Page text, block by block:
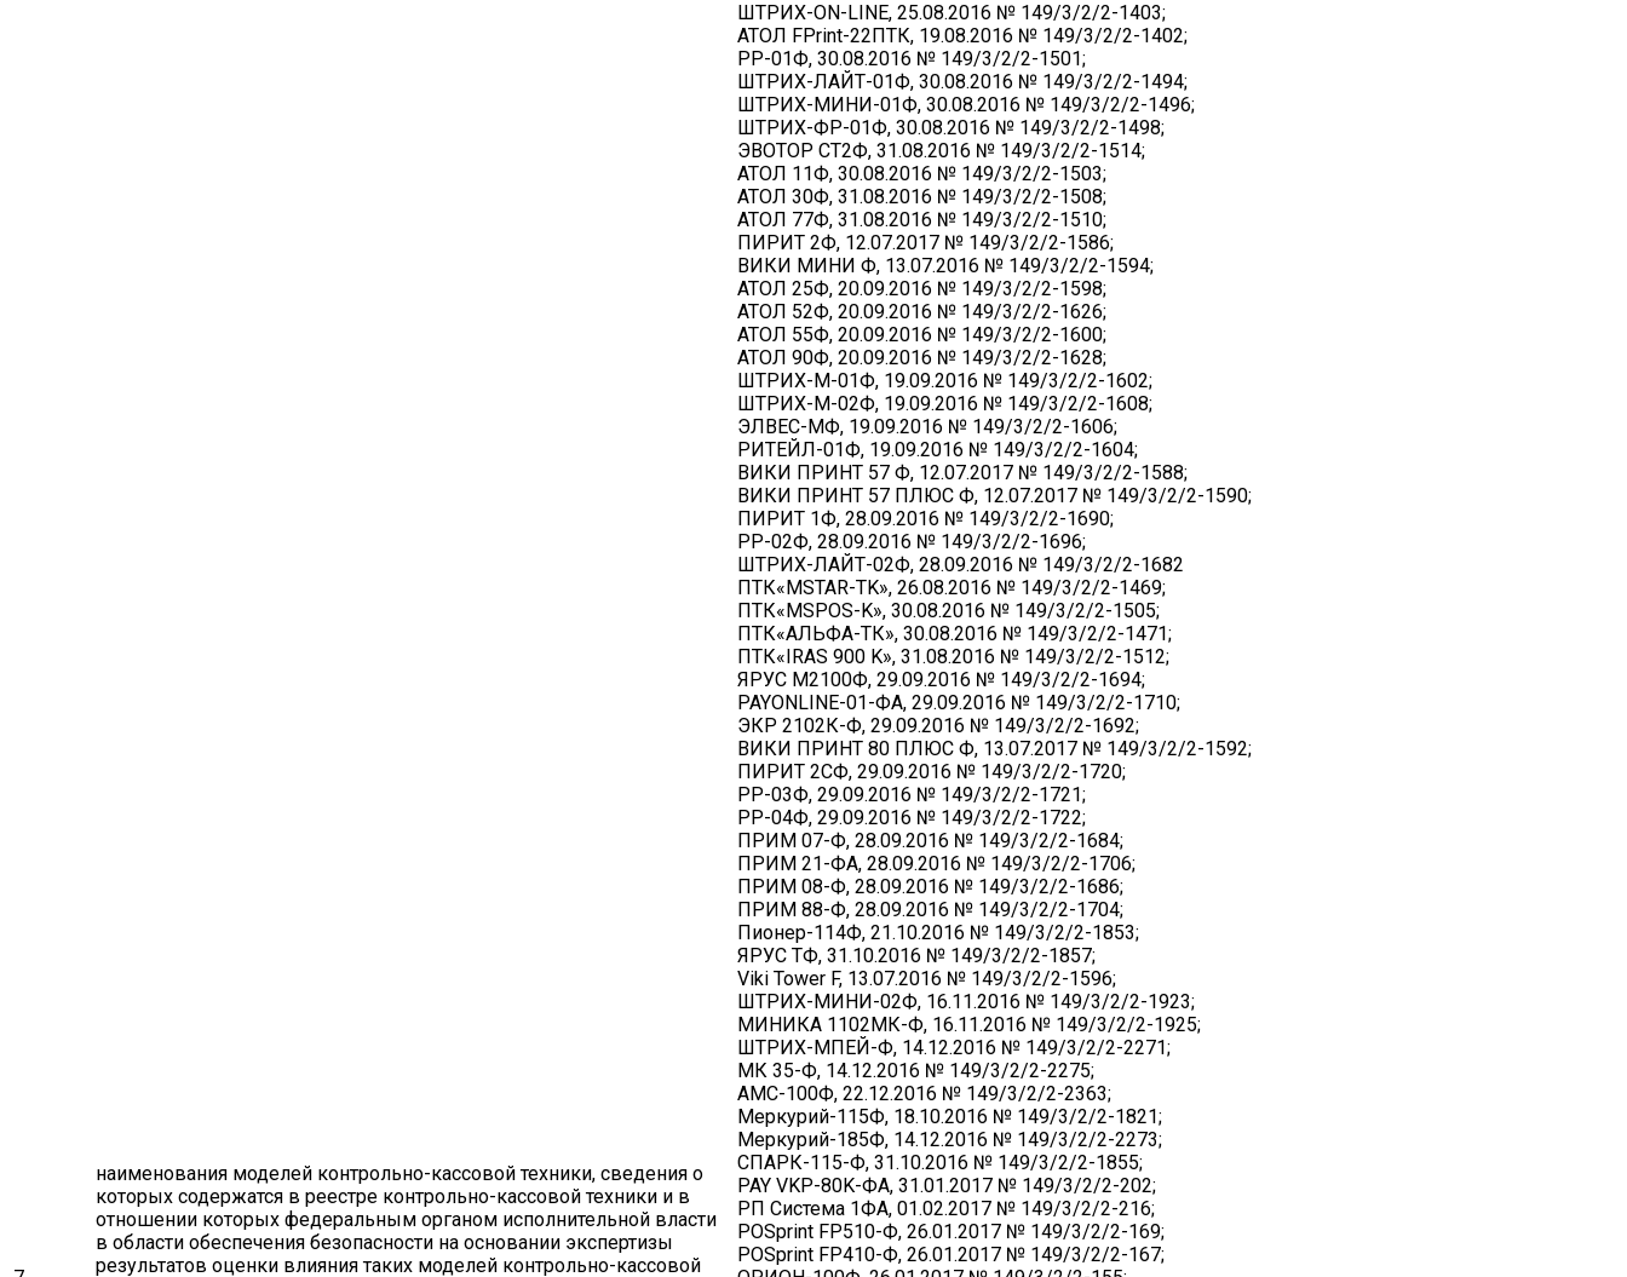
наименования моделей контрольно-кассовой техники, сведения о
которых содержатся в реестре контрольно-кассовой техники и в
отношении которых федеральным органом исполнительной власти
в области обеспечения безопасности на основании экспертизы
результатов оценки влияния таких моделей контрольно-кассовой
ШТРИХ-ON-LINE, 25.08.2016 № 149/3/2/2-1403;
АТОЛ FPrint-22ПТК, 19.08.2016 № 149/3/2/2-1402;
РР-01Ф, 30.08.2016 № 149/3/2/2-1501;
ШТРИХ-ЛАЙТ-01Ф, 30.08.2016 № 149/3/2/2-1494;
ШТРИХ-МИНИ-01Ф, 30.08.2016 № 149/3/2/2-1496;
ШТРИХ-ФР-01Ф, 30.08.2016 № 149/3/2/2-1498;
ЭВОТОР СТ2Ф, 31.08.2016 № 149/3/2/2-1514;
АТОЛ 11Ф, 30.08.2016 № 149/3/2/2-1503;
АТОЛ 30Ф, 31.08.2016 № 149/3/2/2-1508;
АТОЛ 77Ф, 31.08.2016 № 149/3/2/2-1510;
ПИРИТ 2Ф, 12.07.2017 № 149/3/2/2-1586;
ВИКИ МИНИ Ф, 13.07.2016 № 149/3/2/2-1594;
АТОЛ 25Ф, 20.09.2016 № 149/3/2/2-1598;
АТОЛ 52Ф, 20.09.2016 № 149/3/2/2-1626;
АТОЛ 55Ф, 20.09.2016 № 149/3/2/2-1600;
АТОЛ 90Ф, 20.09.2016 № 149/3/2/2-1628;
ШТРИХ-М-01Ф, 19.09.2016 № 149/3/2/2-1602;
ШТРИХ-М-02Ф, 19.09.2016 № 149/3/2/2-1608;
ЭЛВЕС-МФ, 19.09.2016 № 149/3/2/2-1606;
РИТЕЙЛ-01Ф, 19.09.2016 № 149/3/2/2-1604;
ВИКИ ПРИНТ 57 Ф, 12.07.2017 № 149/3/2/2-1588;
ВИКИ ПРИНТ 57 ПЛЮС Ф, 12.07.2017 № 149/3/2/2-1590;
ПИРИТ 1Ф, 28.09.2016 № 149/3/2/2-1690;
РР-02Ф, 28.09.2016 № 149/3/2/2-1696;
ШТРИХ-ЛАЙТ-02Ф, 28.09.2016 № 149/3/2/2-1682
ПТК«MSTAR-TK», 26.08.2016 № 149/3/2/2-1469;
ПТК«MSPOS-K», 30.08.2016 № 149/3/2/2-1505;
ПТК«АЛЬФА-ТК», 30.08.2016 № 149/3/2/2-1471;
ПТК«IRAS 900 K», 31.08.2016 № 149/3/2/2-1512;
ЯРУС М2100Ф, 29.09.2016 № 149/3/2/2-1694;
PAYONLINE-01-ФА, 29.09.2016 № 149/3/2/2-1710;
ЭКР 2102К-Ф, 29.09.2016 № 149/3/2/2-1692;
ВИКИ ПРИНТ 80 ПЛЮС Ф, 13.07.2017 № 149/3/2/2-1592;
ПИРИТ 2СФ, 29.09.2016 № 149/3/2/2-1720;
РР-03Ф, 29.09.2016 № 149/3/2/2-1721;
РР-04Ф, 29.09.2016 № 149/3/2/2-1722;
ПРИМ 07-Ф, 28.09.2016 № 149/3/2/2-1684;
ПРИМ 21-ФА, 28.09.2016 № 149/3/2/2-1706;
ПРИМ 08-Ф, 28.09.2016 № 149/3/2/2-1686;
ПРИМ 88-Ф, 28.09.2016 № 149/3/2/2-1704;
Пионер-114Ф, 21.10.2016 № 149/3/2/2-1853;
ЯРУС ТФ, 31.10.2016 № 149/3/2/2-1857;
Viki Tower F, 13.07.2016 № 149/3/2/2-1596;
ШТРИХ-МИНИ-02Ф, 16.11.2016 № 149/3/2/2-1923;
МИНИКА 1102МК-Ф, 16.11.2016 № 149/3/2/2-1925;
ШТРИХ-МПЕЙ-Ф, 14.12.2016 № 149/3/2/2-2271;
МК 35-Ф, 14.12.2016 № 149/3/2/2-2275;
АМС-100Ф, 22.12.2016 № 149/3/2/2-2363;
Меркурий-115Ф, 18.10.2016 № 149/3/2/2-1821;
Меркурий-185Ф, 14.12.2016 № 149/3/2/2-2273;
СПАРК-115-Ф, 31.10.2016 № 149/3/2/2-1855;
PAY VKP-80K-ФА, 31.01.2017 № 149/3/2/2-202;
РП Система 1ФА, 01.02.2017 № 149/3/2/2-216;
POSprint FP510-Ф, 26.01.2017 № 149/3/2/2-169;
POSprint FP410-Ф, 26.01.2017 № 149/3/2/2-167;